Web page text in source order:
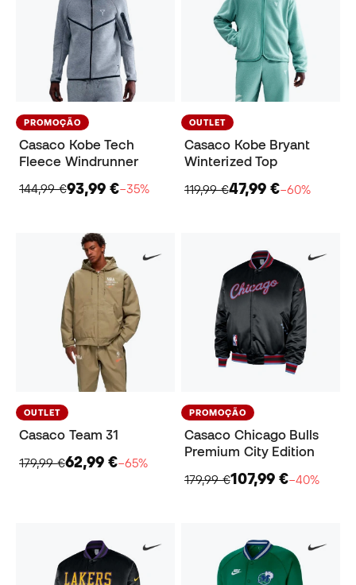
PROMOÇÃO
Casaco Kobe Tech
Fleece Windrunner
144,99 €93,99 €−35%
OUTLET
Casaco Kobe Bryant
Winterized Top
119,99 €47,99 €−60%
OUTLET
Casaco Team 31
179,99 €62,99 €−65%
PROMOÇÃO
Casaco Chicago Bulls
Premium City Edition
179,99 €107,99 €−40%